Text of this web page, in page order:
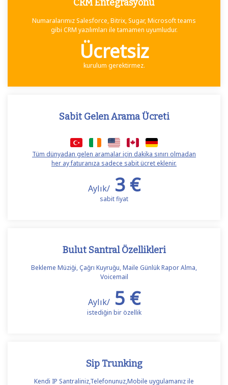
CRM Entegrasyonu
Numaralarımız Salesforce, Bitrix, Sugar, Microsoft teams
gibi CRM yazılımları ile tamamen uyumludur.
Ücretsiz
kurulum gerektirmez.
Sabit Gelen Arama Ücreti
Tüm dünyadan gelen aramalar için dakika sınırı olmadan
her ay faturanıza sadece sabit ücret eklenir.
Aylık/3 €
sabit fiyat
Bulut Santral Özellikleri
Bekleme Müziği, Çağrı Kuyruğu, Maile Günlük Rapor Alma,
Voicemail
Aylık/5 €
istediğin bir özellik
Sip Trunking
Kendi IP Santraliniz,Telefonunuz,Mobile uygulamanız ile